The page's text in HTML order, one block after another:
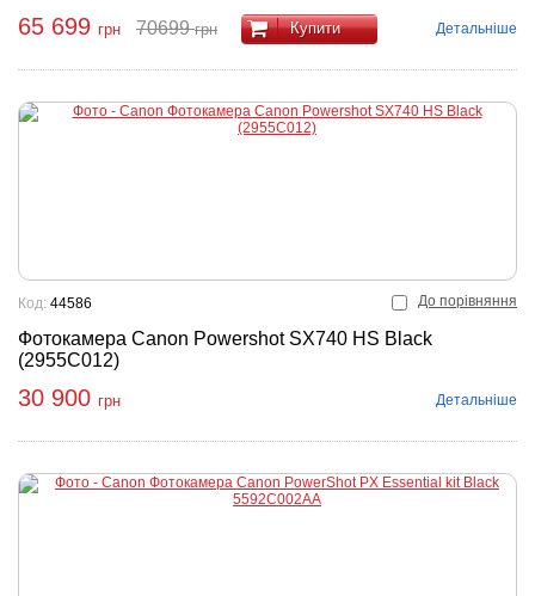
65 699 грн 70699грн Купити Детальніше
До порівняння
Фотокамера Canon Powershot SX740 HS Black
(2955C012)
Код: 44586
30 900 грн Детальніше